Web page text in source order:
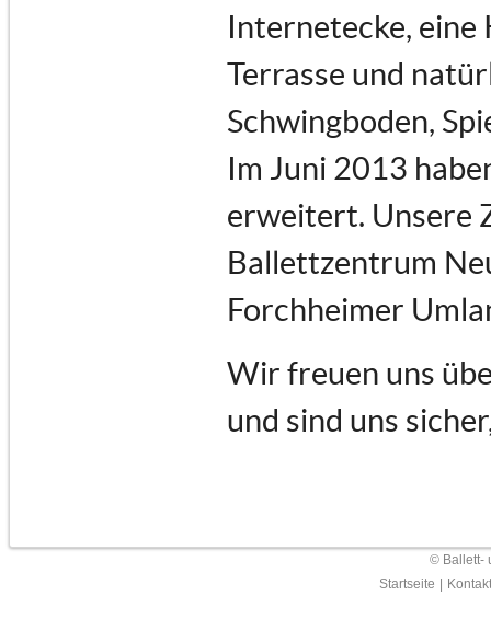
Internetecke, eine
Terrasse und
Schwingboden,
Im Juni 2013
erweitert. Unsere
Ballettzentrum
Forchheimer
Wir freuen uns
und sind uns
© Ballett-
Startseite
Kontakt